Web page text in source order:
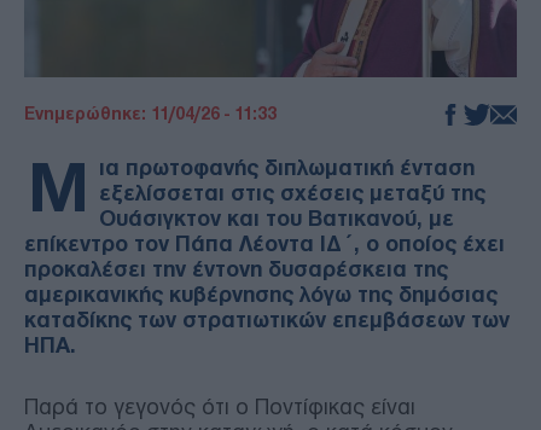
Ενημερώθηκε: 11/04/26 - 11:33
Μ
ια πρωτοφανής διπλωματική ένταση
εξελίσσεται στις σχέσεις μεταξύ της
Ουάσιγκτον και του Βατικανού, με
επίκεντρο τον Πάπα Λέοντα ΙΔ΄, ο οποίος έχει
προκαλέσει την έντονη δυσαρέσκεια της
αμερικανικής κυβέρνησης λόγω της δημόσιας
καταδίκης των στρατιωτικών επεμβάσεων των
ΗΠΑ.
Παρά το γεγονός ότι ο Ποντίφικας είναι